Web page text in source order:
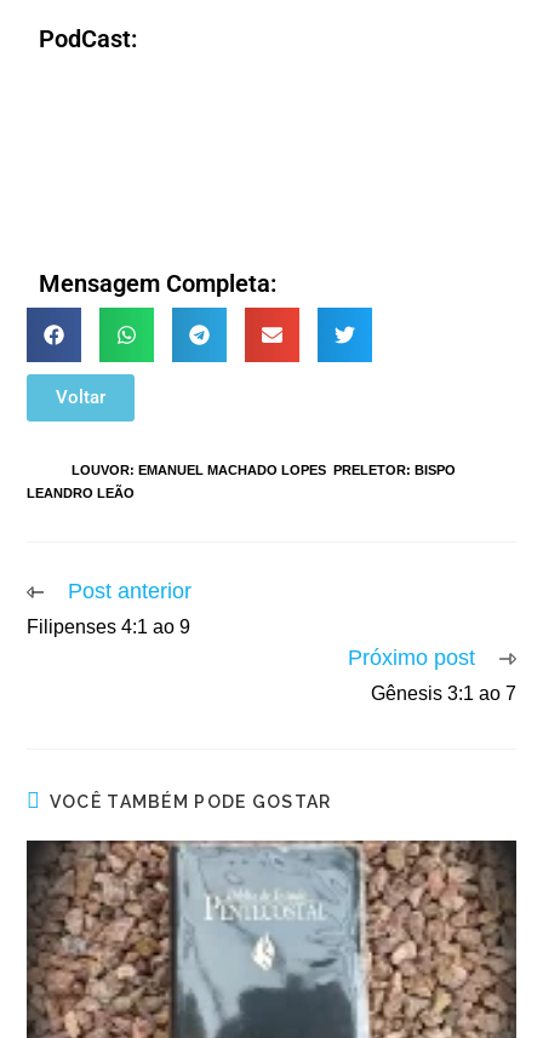
PodCast:
Mensagem Completa:
Voltar
:LOUVOR: EMANUEL MACHADO LOPES PRELETOR: BISPO
LEANDRO LEÃO
Post anterior
Filipenses 4:1 ao 9
Próximo post
Gênesis 3:1 ao 7
VOCÊ TAMBÉM PODE GOSTAR